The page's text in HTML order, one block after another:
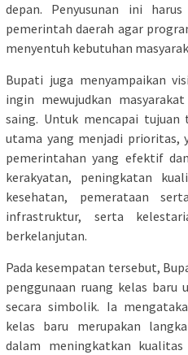
depan. Penyusunan ini
pemerintah daerah agar
menyentuh kebutuhan
Bupati juga menyampaikan
ingin mewujudkan
saing. Untuk mencapai
utama yang menjadi prioritas,
pemerintahan yang efektif
kerakyatan, peningkatan
kesehatan, pemerataan
infrastruktur, serta
berkelanjutan.
Pada kesempatan tersebut,
penggunaan ruang kelas baru
secara simbolik. Ia
kelas baru merupakan
dalam meningkatkan